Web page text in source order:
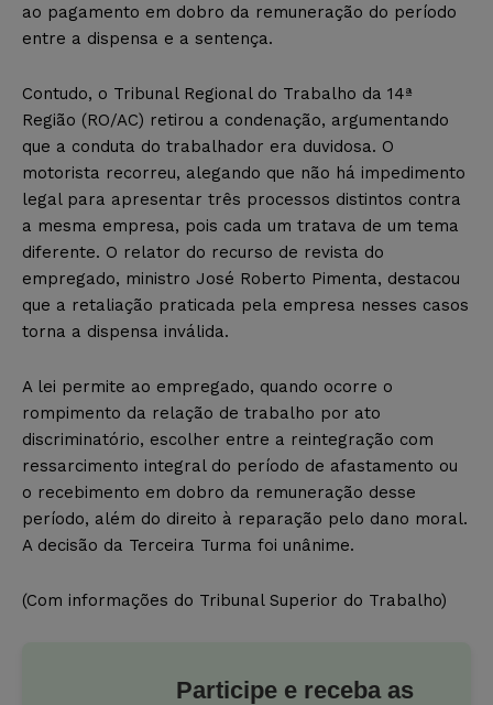
ao pagamento em dobro da remuneração do período
entre a dispensa e a sentença.
Contudo, o Tribunal Regional do Trabalho da 14ª
Região (RO/AC) retirou a condenação, argumentando
que a conduta do trabalhador era duvidosa. O
motorista recorreu, alegando que não há impedimento
legal para apresentar três processos distintos contra
a mesma empresa, pois cada um tratava de um tema
diferente. O relator do recurso de revista do
empregado, ministro José Roberto Pimenta, destacou
que a retaliação praticada pela empresa nesses casos
torna a dispensa inválida.
A lei permite ao empregado, quando ocorre o
rompimento da relação de trabalho por ato
discriminatório, escolher entre a reintegração com
ressarcimento integral do período de afastamento ou
o recebimento em dobro da remuneração desse
período, além do direito à reparação pelo dano moral.
A decisão da Terceira Turma foi unânime.
(Com informações do Tribunal Superior do Trabalho)
Participe e receba as